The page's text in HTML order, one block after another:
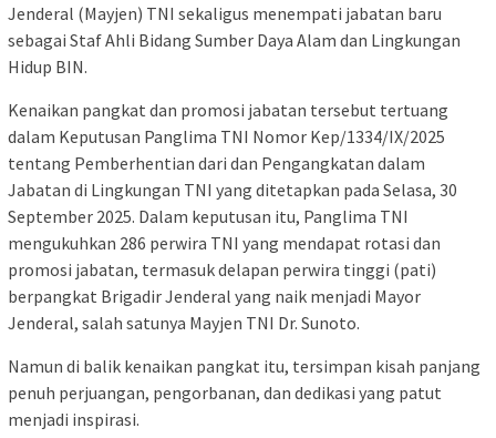
Jenderal (Mayjen) TNI sekaligus menempati jabatan baru
sebagai Staf Ahli Bidang Sumber Daya Alam dan Lingkungan
Hidup BIN.
Kenaikan pangkat dan promosi jabatan tersebut tertuang
dalam Keputusan Panglima TNI Nomor Kep/1334/IX/2025
tentang Pemberhentian dari dan Pengangkatan dalam
Jabatan di Lingkungan TNI yang ditetapkan pada Selasa, 30
September 2025. Dalam keputusan itu, Panglima TNI
mengukuhkan 286 perwira TNI yang mendapat rotasi dan
promosi jabatan, termasuk delapan perwira tinggi (pati)
berpangkat Brigadir Jenderal yang naik menjadi Mayor
Jenderal, salah satunya Mayjen TNI Dr. Sunoto.
Namun di balik kenaikan pangkat itu, tersimpan kisah panjang
penuh perjuangan, pengorbanan, dan dedikasi yang patut
menjadi inspirasi.